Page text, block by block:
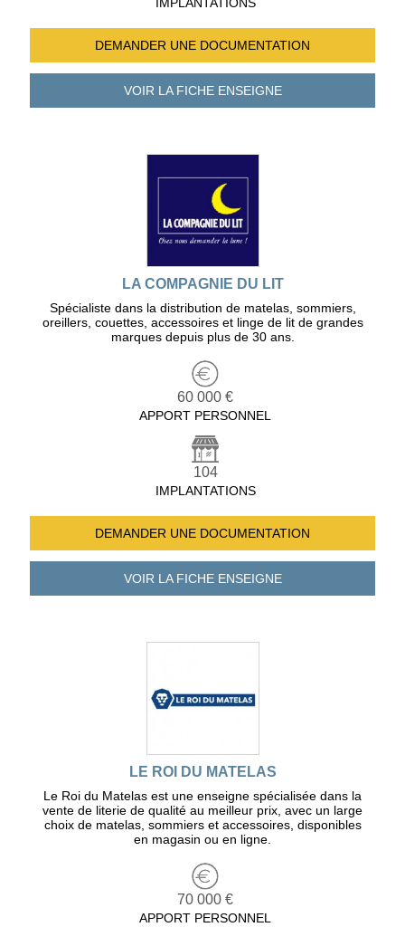
IMPLANTATIONS
DEMANDER UNE DOCUMENTATION
VOIR LA FICHEENSEIGNE
LA COMPAGNIE DU LIT
Spécialiste dans la distribution de matelas, sommiers,
oreillers, couettes, accessoires et linge de lit de grandes
marques depuis plus de 30 ans.
60 000 €
APPORT PERSONNEL
104
IMPLANTATIONS
DEMANDER UNE DOCUMENTATION
VOIR LA FICHEENSEIGNE
LE ROI DU MATELAS
Le Roi du Matelas est une enseigne spécialisée dans la
vente de literie de qualité au meilleur prix, avec un large
choix de matelas, sommiers et accessoires, disponibles
en magasin ou en ligne.
70 000 €
APPORT PERSONNEL